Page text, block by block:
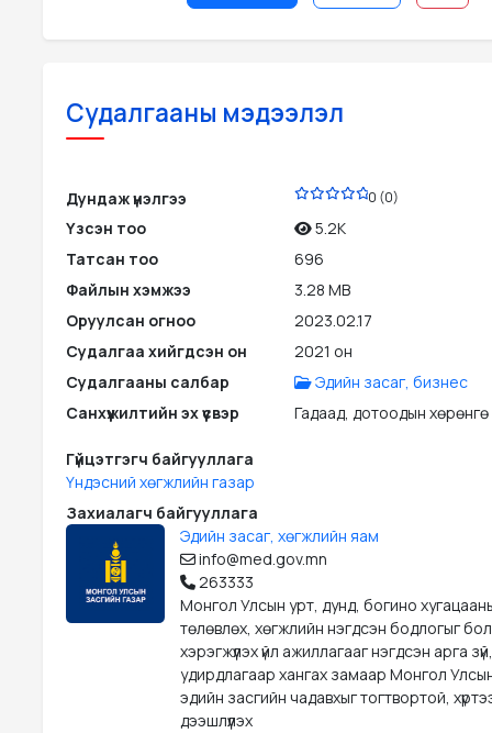
Судалгааны мэдээлэл
Дундаж үнэлгээ 0 (0)
Үзсэн тоо
5.2K
Татсан тоо
696
Файлын хэмжээ
3.28 MB
Оруулсан огноо
2023.02.17
Судалгаа хийгдсэн он
2021 он
Судалгааны салбар
Эдийн засаг, бизнес
Санхүүжилтийн эх үүсвэр
Гадаад, дотоодын
Гүйцэтгэгч байгууллага
Үндэсний хөгжлийн газар
Захиалагч байгууллага
Эдийн засаг, хөгжлийн яам
info@med.gov.mn
263333
Монгол Улсын урт, дунд, богино
төлөвлөх, хөгжлийн нэгдсэн бодлогыг
хэрэгжүүлэх үйл ажиллагааг нэгдсэн арга зүй,
удирдлагаар хангах замаар Монгол
эдийн засгийн чадавхыг тогтвортой,
дээшлүүлэх